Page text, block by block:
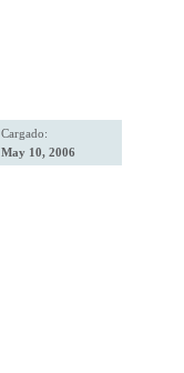
Cargado:
May 10, 2006